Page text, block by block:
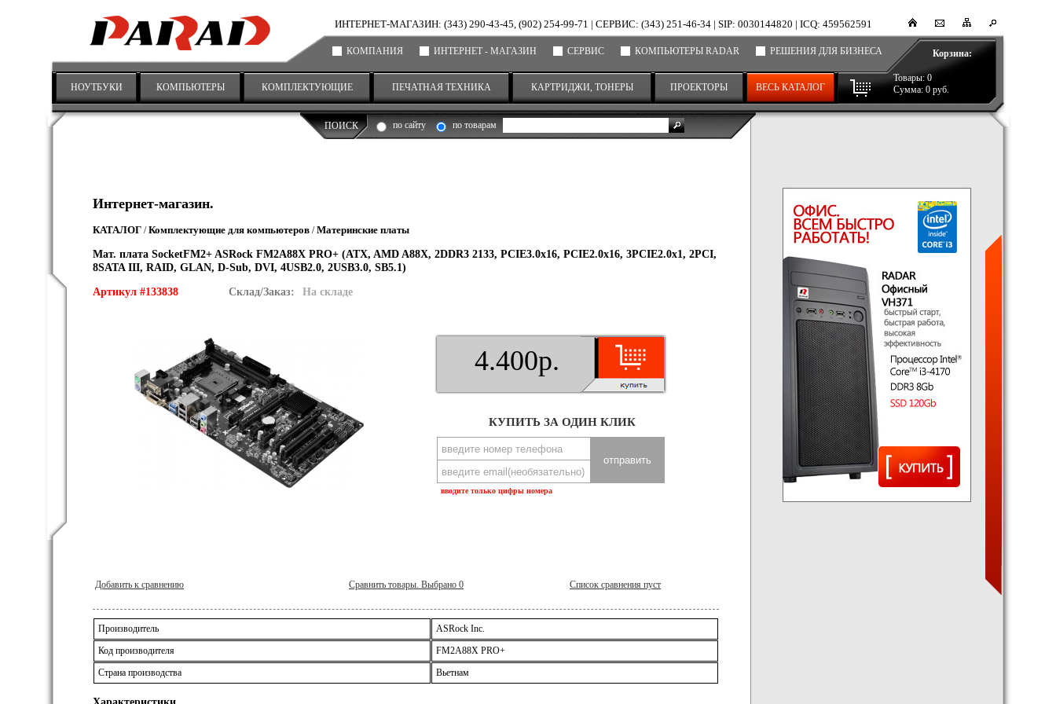
Корзина:
Товары: 0
Сумма: 0 руб.
ИНТЕРНЕТ-МАГАЗИН: (343) 290-43-45, (902) 254-99-71 | СЕРВИС: (343) 251-46-34 | SIP: 0030144820 | ICQ: 459562591
КОМПАНИЯ ИНТЕРНЕТ - МАГАЗИН СЕРВИС КОМПЬЮТЕРЫ RADAR РЕШЕНИЯ ДЛЯ БИЗНЕСА
НОУТБУКИ КОМПЬЮТЕРЫ КОМПЛЕКТУЮЩИЕ ПЕЧАТНАЯ ТЕХНИКА КАРТРИДЖИ, ТОНЕРЫ ПРОЕКТОРЫ ВЕСЬ КАТАЛОГ
ПОИСК по сайту по товарам
Интернет-магазин.
КАТАЛОГ /Комплектующие для компьютеров /Материнские платы
Мат. плата SocketFM2+ ASRock FM2A88X PRO+ (ATX, AMD A88X, 2DDR3 2133, PCIE3.0x16, PCIE2.0x16, 3PCIE2.0x1, 2PCI,
8SATA III, RAID, GLAN, D-Sub, DVI, 4USB2.0, 2USB3.0, SB5.1)
Артикул #133838
Склад/Заказ: На складе
4.400р.
КУПИТЬ ЗА ОДИН КЛИК
вводите только цифры номера
Добавить к сравнению Сравнить товары. Выбрано 0 Список сравнения пуст
Производитель
ASRock Inc.
Код производителя
FM2A88X PRO+
Страна производства
Вьетнам